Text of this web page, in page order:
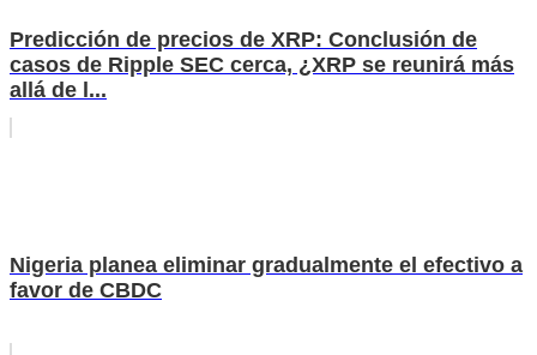
Predicción de precios de XRP: Conclusión de
casos de Ripple SEC cerca, ¿XRP se reunirá más
allá de l...
Nigeria planea eliminar gradualmente el efectivo a
favor de CBDC